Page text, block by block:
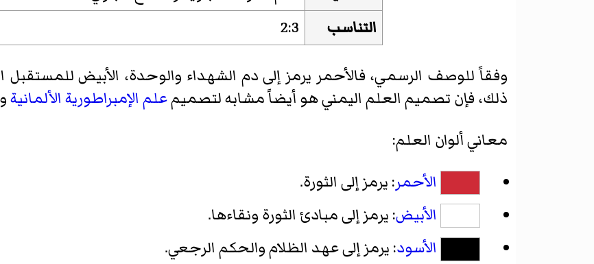
التناسب
2:3
وفقاً للوصف الرسمي، فالأحمر يرمز إلى دم الشهداء والوحدة، الأبيض
ذلك، فإن تصميم العلم اليمني هو أيضاً مشابه لتصميمعلم الإمبراطورية الألمانية
معاني ألوان العلم:
الأحمر: يرمز إلى الثورة.
الأبيض: يرمز إلى مبادئ الثورة ونقاءها.
الأسود: يرمز إلى عهد الظلام والحكم الرجعي.